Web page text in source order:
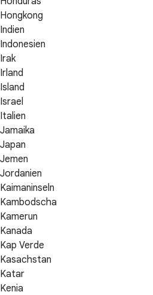
Hongkong
Indien
Indonesien
Irak
Irland
Island
Israel
Italien
Jamaika
Japan
Jemen
Jordanien
Kaimaninseln
Kambodscha
Kamerun
Kanada
Kap Verde
Kasachstan
Katar
Kenia